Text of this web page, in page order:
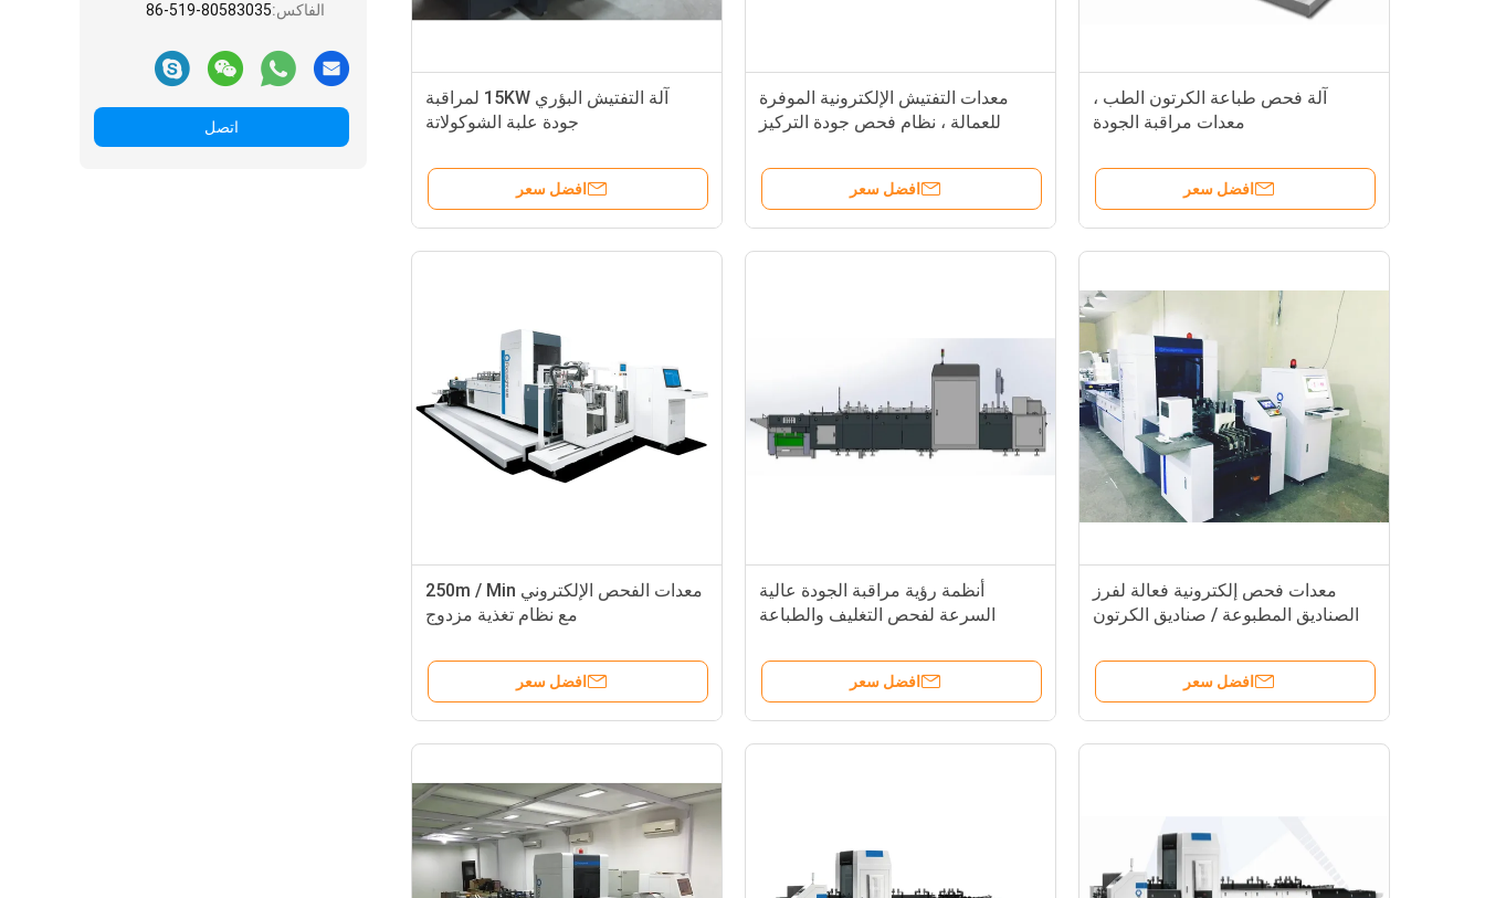
الفاكس:86-519-80583035
اتصل
آلة التفتيش البؤري 15KW لمراقبة
جودة علبة الشوكولاتة
افضل سعر
معدات التفتيش الإلكترونية الموفرة
للعمالة ، نظام فحص جودة التركيز
افضل سعر
آلة فحص طباعة الكرتون الطب ،
معدات مراقبة الجودة
افضل سعر
معدات الفحص الإلكتروني 250m / Min
مع نظام تغذية مزدوج
افضل سعر
أنظمة رؤية مراقبة الجودة عالية
السرعة لفحص التغليف والطباعة
افضل سعر
معدات فحص إلكترونية فعالة لفرز
الصناديق المطبوعة / صناديق الكرتون
افضل سعر